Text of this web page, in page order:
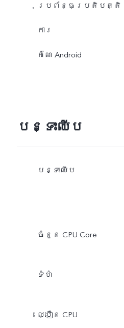
ប្រព័ន្ធប្រតិបត្តិ
ការ
កំណែ Android
បន្ទះឈីប
បន្ទះឈីប
ចំនួន CPU Core
ទំហំ
ល្បឿន CPU